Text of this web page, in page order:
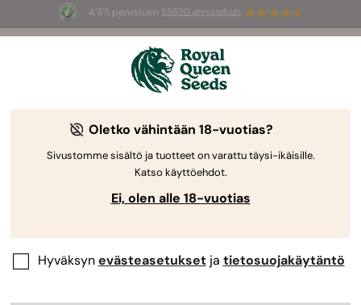
4.7/5 perustuen 58690 arvosteluun
3 White Widow Auto mag
Kannabiksen kasvatusopas Royal Queen Seedsiltä
Kasvatusopas Aihehaku
Oikeaoppisesti
Oletko vähintään 18-vuotias?
Sivustomme sisältö ja tuotteet on varattu täysi-ikäisille.
Katso käyttöehdot.
Ei, olen alle 18-vuotias
Hyväksynevästeasetuksetja tietosuojakäytäntö